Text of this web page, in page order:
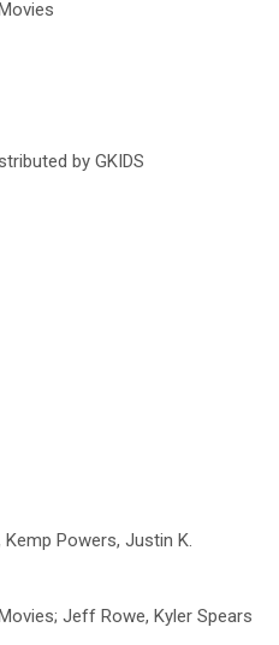
by GKIDS
Powers, Justin K.
Jeff Rowe, Kyler Spears